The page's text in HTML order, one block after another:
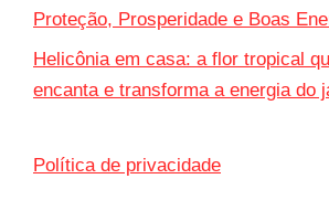
Proteção, Prosperidade e Boas
Helicônia em casa: a flor tropical
encanta e transforma a energia do
Política de privacidade